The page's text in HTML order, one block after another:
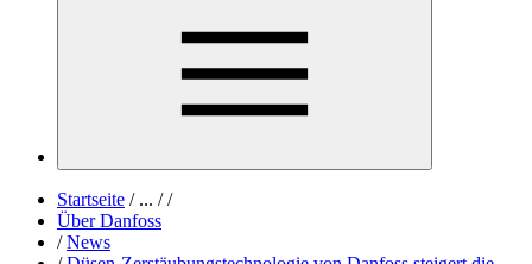
Startseite /... / /
Über Danfoss
/ News